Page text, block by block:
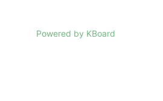
Powered by KBoard